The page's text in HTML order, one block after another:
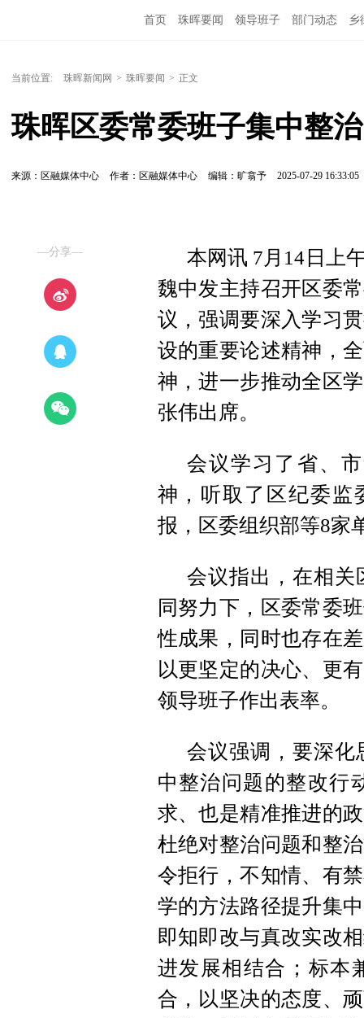
首页 珠晖要闻 领导班子 部门动态 乡
当前位置: 珠晖新闻网 > 珠晖要闻 > 正文
珠晖区委常委班子集中整
来源：区融媒体中心 作者：区融媒体中心 编辑：旷翕予 2025-07-29 16:33:05
—分享—
本网讯 7月14日上
魏中发主持召开区委
议，强调要深入学习
设的重要论述精神，
神，进一步推动全区
张伟出席。
会议学习了省、
神，听取了区纪委监
报，区委组织部等8家
会议指出，在相关
同努力下，区委常委
性成果，同时也存在
以更坚定的决心、更
领导班子作出表率。
会议强调，要深化
中整治问题的整改行
求、也是精准推进的
杜绝对整治问题和整
令拒行，不知情、有
学的方法路径提升集
即知即改与真改实改
进发展相结合；标本
合，以坚决的态度、